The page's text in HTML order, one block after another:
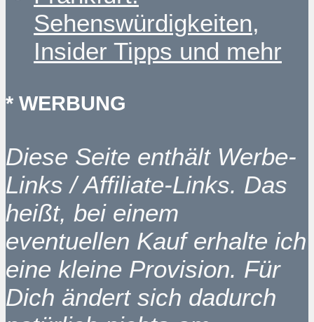
Sehenswürdigkeiten,
Insider Tipps und mehr
* WERBUNG
Diese Seite enthält Werbe-
Links / Affiliate-Links. Das
heißt, bei einem
eventuellen Kauf erhalte ich
eine kleine Provision. Für
Dich ändert sich dadurch